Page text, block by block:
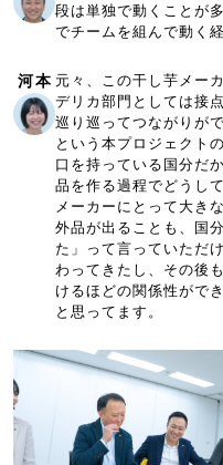
段は単独で動くことが
でチームを組んで動く
河本 元々、この干し芋メー
デリカ部門としては接
巡り巡ってつながりが
という本プロジェクト
口を持っている国分だ
品を作る過程でどうし
メーカーにとって大き
外品が出ることも、国
た」って言っていただ
わってきたし、その後
けるほどの関係性がで
と思ってます。